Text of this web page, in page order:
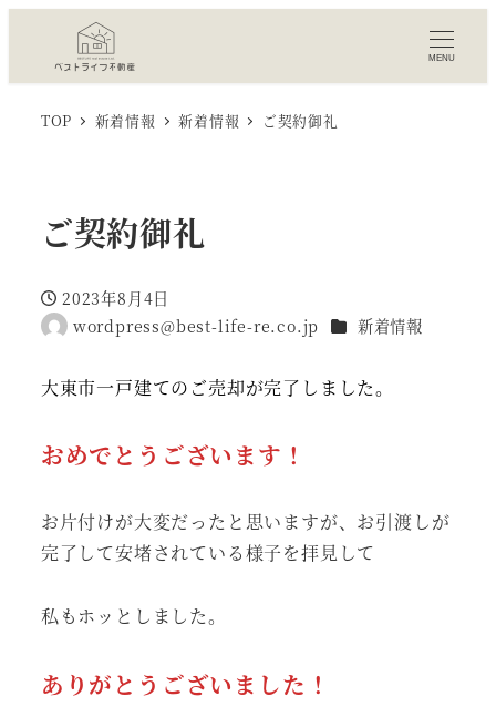
MENU
TOP 新着情報 新着情報 ご契約御礼
ご契約御礼
投稿日
2023年8月4日
著
wordpress@best-life-re.co.jp カテゴリー
新着情報
大東市一戸建てのご売却が完了しました。
おめでとうございます！
お片付けが大変だったと思いますが、お引渡しが
完了して安堵されている様子を拝見して
私もホッとしました。
ありがとうございました！